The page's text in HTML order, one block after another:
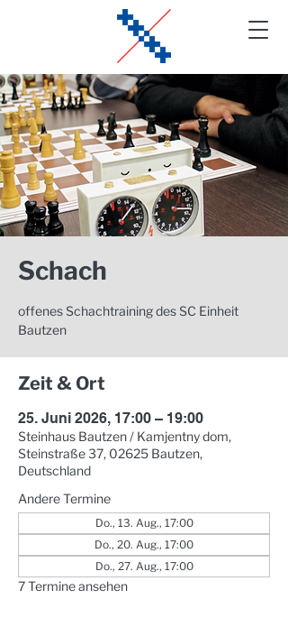
Schach
offenes Schachtraining des SC Einheit
Bautzen
Zeit & Ort
25. Juni 2026, 17:00 – 19:00
Steinhaus Bautzen / Kamjentny dom,
Steinstraße 37, 02625 Bautzen,
Deutschland
Andere Termine
Do., 13. Aug., 17:00
Do., 20. Aug., 17:00
Do., 27. Aug., 17:00
7 Termine ansehen